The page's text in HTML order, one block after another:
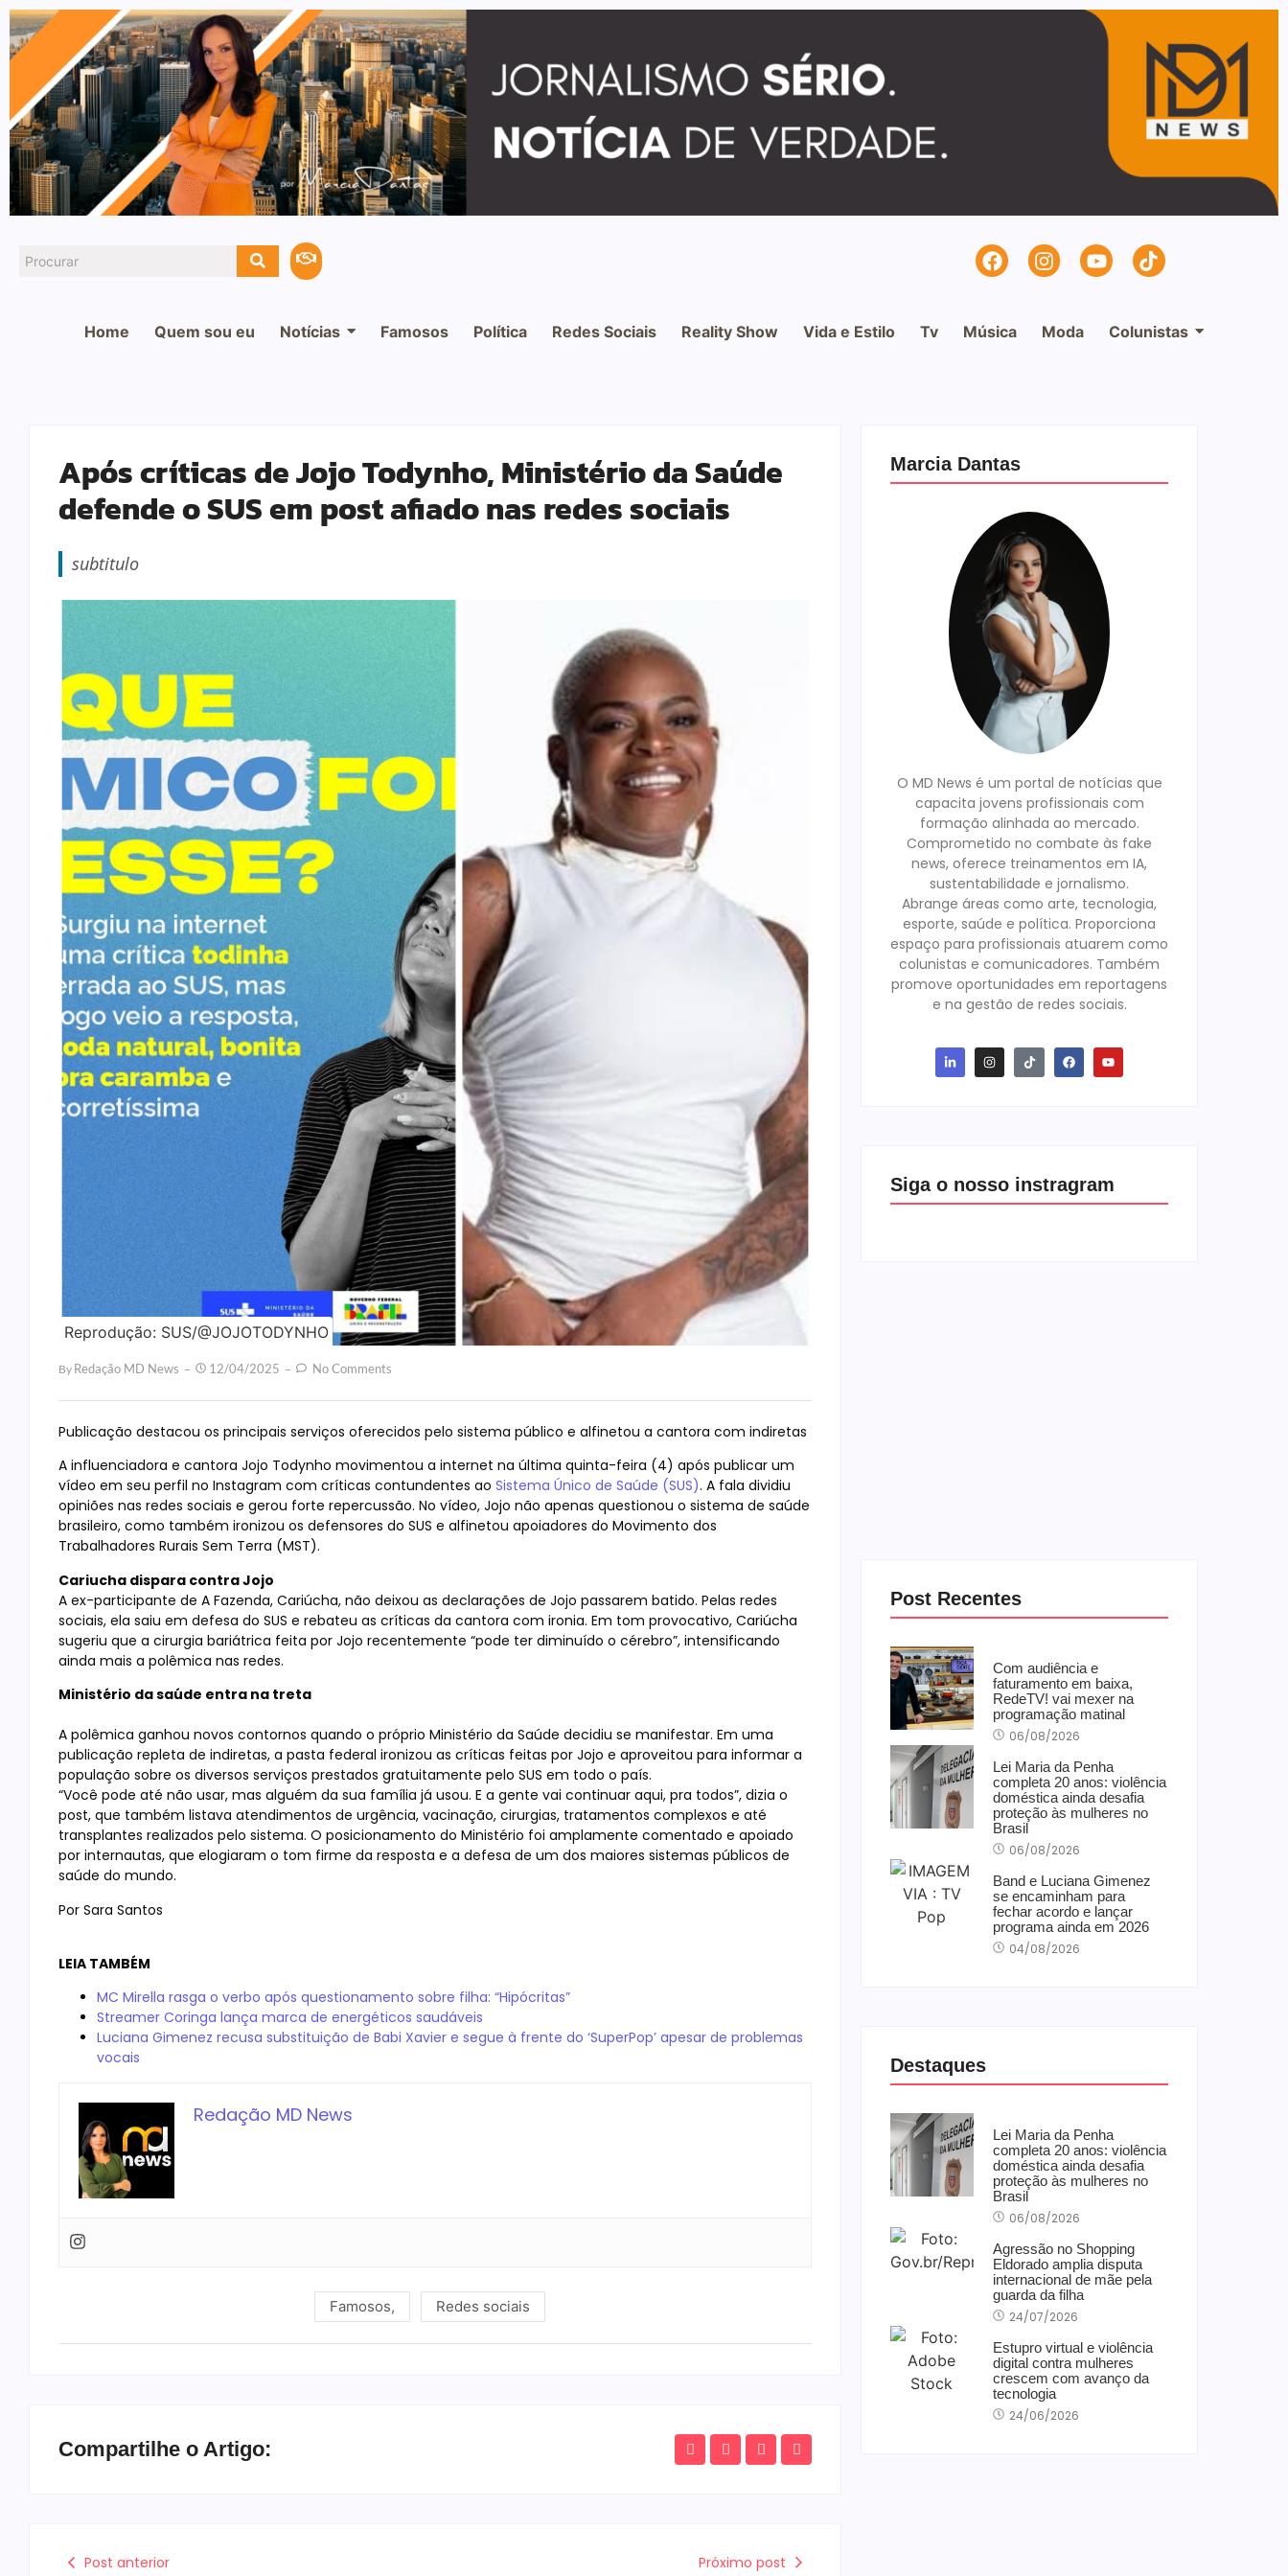
Home Quem sou eu Notícias Famosos Política Redes Sociais Reality Show Vida e Estilo Tv Música Moda Colunistas
Após críticas de Jojo Todynho, Ministério da Saúde
defende o SUS em post afiado nas redes sociais
subtitulo
Reprodução: SUS/@JOJOTODYNHO
By Redação MD News 12/04/2025 No Comments
Publicação destacou os principais serviços oferecidos pelo sistema público e alfinetou a cantora com indiretas
A influenciadora e cantora Jojo Todynho movimentou a internet na última quinta-feira (4) após publicar um
vídeo em seu perfil no Instagram com críticas contundentes ao Sistema Único de Saúde (SUS). A fala dividiu
opiniões nas redes sociais e gerou forte repercussão. No vídeo, Jojo não apenas questionou o sistema de saúde
brasileiro, como também ironizou os defensores do SUS e alfinetou apoiadores do Movimento dos
Trabalhadores Rurais Sem Terra (MST).
Cariucha dispara contra Jojo
A ex-participante de A Fazenda, Cariúcha, não deixou as declarações de Jojo passarem batido. Pelas redes
sociais, ela saiu em defesa do SUS e rebateu as críticas da cantora com ironia. Em tom provocativo, Cariúcha
sugeriu que a cirurgia bariátrica feita por Jojo recentemente “pode ter diminuído o cérebro”, intensificando
ainda mais a polêmica nas redes.
Ministério da saúde entra na treta
A polêmica ganhou novos contornos quando o próprio Ministério da Saúde decidiu se manifestar. Em uma
publicação repleta de indiretas, a pasta federal ironizou as críticas feitas por Jojo e aproveitou para informar a
população sobre os diversos serviços prestados gratuitamente pelo SUS em todo o país.
“Você pode até não usar, mas alguém da sua família já usou. E a gente vai continuar aqui, pra todos”, dizia o
post, que também listava atendimentos de urgência, vacinação, cirurgias, tratamentos complexos e até
transplantes realizados pelo sistema. O posicionamento do Ministério foi amplamente comentado e apoiado
por internautas, que elogiaram o tom firme da resposta e a defesa de um dos maiores sistemas públicos de
saúde do mundo.
Por Sara Santos
LEIA TAMBÉM
MC Mirella rasga o verbo após questionamento sobre filha: “Hipócritas”
Streamer Coringa lança marca de energéticos saudáveis
Luciana Gimenez recusa substituição de Babi Xavier e segue à frente do ‘SuperPop’ apesar de problemas
vocais
Redação MD News
Famosos, Redes sociais
Compartilhe o Artigo:
Post anterior Próximo post
Marcia Dantas
O MD News é um portal de notícias que
capacita jovens profissionais com
formação alinhada ao mercado.
Comprometido no combate às fake
news, oferece treinamentos em IA,
sustentabilidade e jornalismo.
Abrange áreas como arte, tecnologia,
esporte, saúde e política. Proporciona
espaço para profissionais atuarem como
colunistas e comunicadores. Também
promove oportunidades em reportagens
e na gestão de redes sociais.
Siga o nosso instragram
Post Recentes
Com audiência e
faturamento em baixa,
RedeTV! vai mexer na
programação matinal
06/08/2026
Lei Maria da Penha
completa 20 anos: violência
doméstica ainda desafia
proteção às mulheres no
Brasil
06/08/2026
Band e Luciana Gimenez
se encaminham para
fechar acordo e lançar
programa ainda em 2026
04/08/2026
Destaques
Lei Maria da Penha
completa 20 anos: violência
doméstica ainda desafia
proteção às mulheres no
Brasil
06/08/2026
Agressão no Shopping
Eldorado amplia disputa
internacional de mãe pela
guarda da filha
24/07/2026
Estupro virtual e violência
digital contra mulheres
crescem com avanço da
tecnologia
24/06/2026